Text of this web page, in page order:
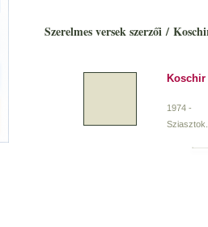
Szerelmes versek szerzői /
Koschir
1974 -